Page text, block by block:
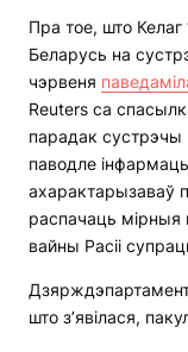
Пра тое, што Келаг
Беларусь на
чэрвеня
Reuters са
парадак сустрэчы
паводле
ахарактарызаваў
распачаць
вайны Расіі
што з’явілася,